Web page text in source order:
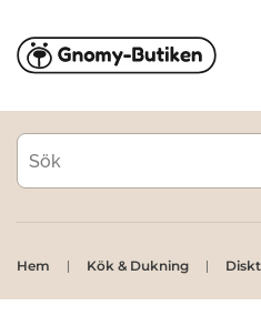
Skip to main content
Hem Kök & Dukning